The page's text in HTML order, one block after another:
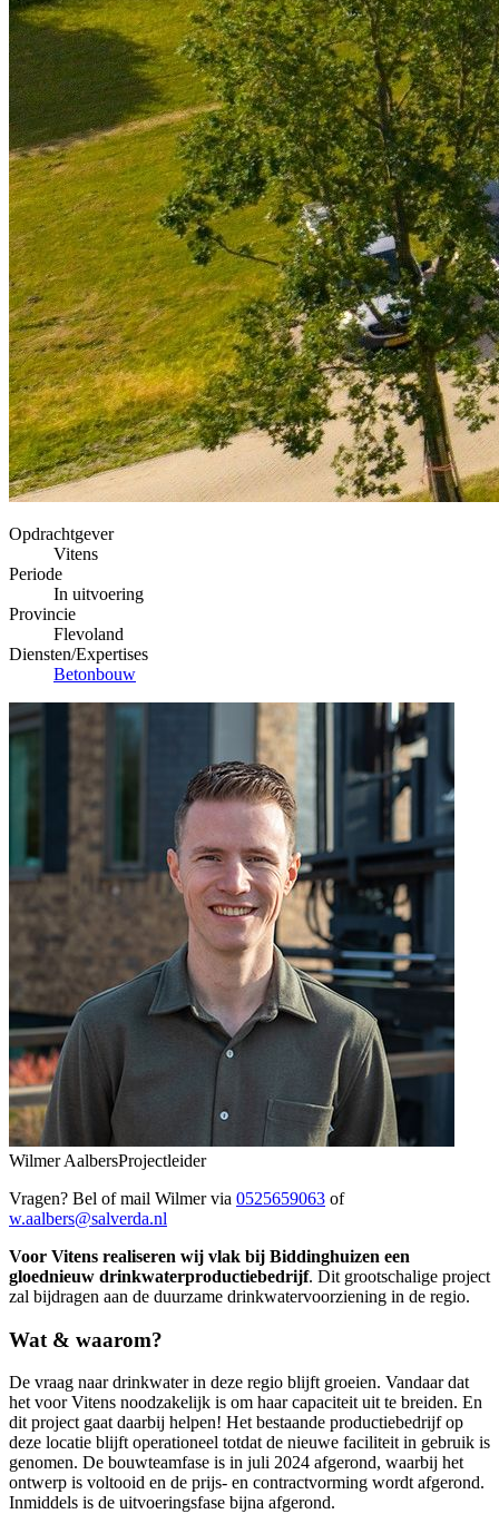
Opdrachtgever
Vitens
Periode
In uitvoering
Provincie
Flevoland
Diensten/Expertises
Betonbouw
Wilmer AalbersProjectleider
Vragen? Bel of mail Wilmer via 0525659063 of
w.aalbers@salverda.nl
Voor Vitens realiseren wij vlak bij Biddinghuizen een
gloednieuw drinkwaterproductiebedrijf. Dit grootschalige project
zal bijdragen aan de duurzame drinkwatervoorziening in de regio.
Wat & waarom?
De vraag naar drinkwater in deze regio blijft groeien. Vandaar dat
het voor Vitens noodzakelijk is om haar capaciteit uit te breiden. En
dit project gaat daarbij helpen! Het bestaande productiebedrijf op
deze locatie blijft operationeel totdat de nieuwe faciliteit in gebruik is
genomen. De bouwteamfase is in juli 2024 afgerond, waarbij het
ontwerp is voltooid en de prijs- en contractvorming wordt afgerond.
Inmiddels is de uitvoeringsfase bijna afgerond.